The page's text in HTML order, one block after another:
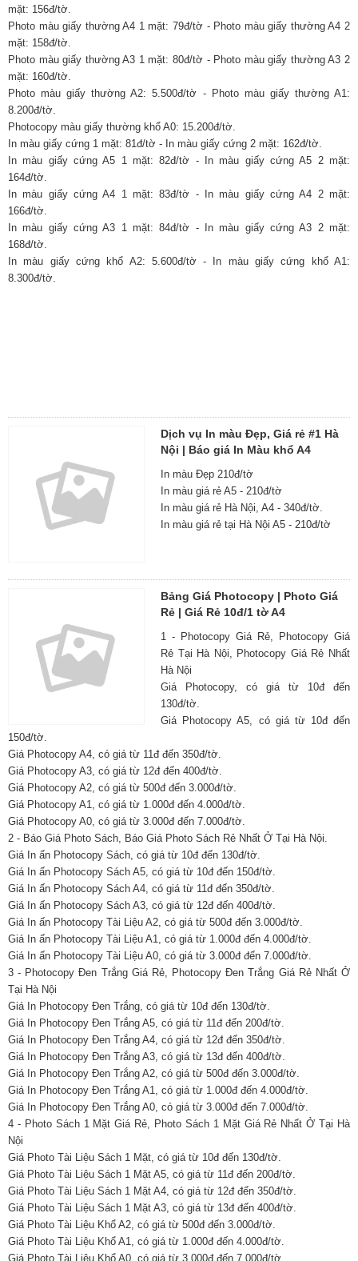
mặt: 156đ/tờ.
Photo màu giấy thường A4 1 mặt: 79đ/tờ - Photo màu giấy thường A4 2
mặt: 158đ/tờ.
Photo màu giấy thường A3 1 mặt: 80đ/tờ - Photo màu giấy thường A3 2
mặt: 160đ/tờ.
Photo màu giấy thường A2: 5.500đ/tờ - Photo màu giấy thường A1:
8.200đ/tờ.
Photocopy màu giấy thường khổ A0: 15.200đ/tờ.
In màu giấy cứng 1 mặt: 81đ/tờ - In màu giấy cứng 2 mặt: 162đ/tờ.
In màu giấy cứng A5 1 mặt: 82đ/tờ - In màu giấy cứng A5 2 mặt:
164đ/tờ.
In màu giấy cứng A4 1 mặt: 83đ/tờ - In màu giấy cứng A4 2 mặt:
166đ/tờ.
In màu giấy cứng A3 1 mặt: 84đ/tờ - In màu giấy cứng A3 2 mặt:
168đ/tờ.
In màu giấy cứng khổ A2: 5.600đ/tờ - In màu giấy cứng khổ A1:
8.300đ/tờ.
Dịch vụ In màu Đẹp, Giá rẻ #1 Hà
Nội | Báo giá In Màu khổ A4
In màu Đẹp 210đ/tờ
In màu giá rẻ A5 - 210đ/tờ
In màu giá rẻ Hà Nội, A4 - 340đ/tờ.
In màu giá rẻ tại Hà Nội A5 - 210đ/tờ
Bảng Giá Photocopy | Photo Giá
Rẻ | Giá Rẻ 10đ/1 tờ A4
1 - Photocopy Giá Rẻ, Photocopy Giá
Rẻ Tại Hà Nội, Photocopy Giá Rẻ Nhất
Hà Nội
Giá Photocopy, có giá từ 10đ đến
130đ/tờ.
Giá Photocopy A5, có giá từ 10đ đến
150đ/tờ.
Giá Photocopy A4, có giá từ 11đ đến 350đ/tờ.
Giá Photocopy A3, có giá từ 12đ đến 400đ/tờ.
Giá Photocopy A2, có giá từ 500đ đến 3.000đ/tờ.
Giá Photocopy A1, có giá từ 1.000đ đến 4.000đ/tờ.
Giá Photocopy A0, có giá từ 3.000đ đến 7.000đ/tờ.
2 - Báo Giá Photo Sách, Báo Giá Photo Sách Rẻ Nhất Ở Tại Hà Nội.
Giá In ấn Photocopy Sách, có giá từ 10đ đến 130đ/tờ.
Giá In ấn Photocopy Sách A5, có giá từ 10đ đến 150đ/tờ.
Giá In ấn Photocopy Sách A4, có giá từ 11đ đến 350đ/tờ.
Giá In ấn Photocopy Sách A3, có giá từ 12đ đến 400đ/tờ.
Giá In ấn Photocopy Tài Liệu A2, có giá từ 500đ đến 3.000đ/tờ.
Giá In ấn Photocopy Tài Liệu A1, có giá từ 1.000đ đến 4.000đ/tờ.
Giá In ấn Photocopy Tài Liệu A0, có giá từ 3.000đ đến 7.000đ/tờ.
3 - Photocopy Đen Trắng Giá Rẻ, Photocopy Đen Trắng Giá Rẻ Nhất Ở
Tại Hà Nội
Giá In Photocopy Đen Trắng, có giá từ 10đ đến 130đ/tờ.
Giá In Photocopy Đen Trắng A5, có giá từ 11đ đến 200đ/tờ.
Giá In Photocopy Đen Trắng A4, có giá từ 12đ đến 350đ/tờ.
Giá In Photocopy Đen Trắng A3, có giá từ 13đ đến 400đ/tờ.
Giá In Photocopy Đen Trắng A2, có giá từ 500đ đến 3.000đ/tờ.
Giá In Photocopy Đen Trắng A1, có giá từ 1.000đ đến 4.000đ/tờ.
Giá In Photocopy Đen Trắng A0, có giá từ 3.000đ đến 7.000đ/tờ.
4 - Photo Sách 1 Mặt Giá Rẻ, Photo Sách 1 Mặt Giá Rẻ Nhất Ở Tại Hà
Nội
Giá Photo Tài Liệu Sách 1 Mặt, có giá từ 10đ đến 130đ/tờ.
Giá Photo Tài Liệu Sách 1 Mặt A5, có giá từ 11đ đến 200đ/tờ.
Giá Photo Tài Liệu Sách 1 Mặt A4, có giá từ 12đ đến 350đ/tờ.
Giá Photo Tài Liệu Sách 1 Mặt A3, có giá từ 13đ đến 400đ/tờ.
Giá Photo Tài Liệu Khổ A2, có giá từ 500đ đến 3.000đ/tờ.
Giá Photo Tài Liệu Khổ A1, có giá từ 1.000đ đến 4.000đ/tờ.
Giá Photo Tài Liệu Khổ A0, có giá từ 3.000đ đến 7.000đ/tờ.